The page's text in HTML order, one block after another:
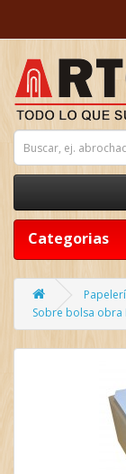
Categorias
Sobre bolsa obra